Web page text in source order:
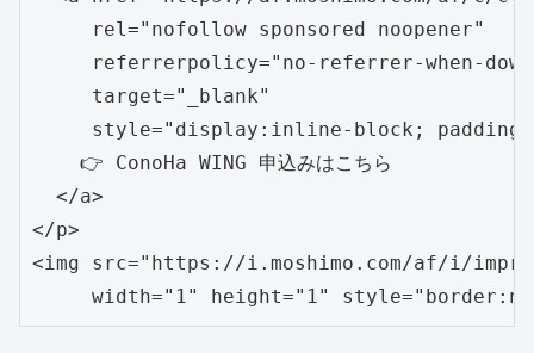
     rel="nofollow sponsored noopener"
referrerpolicy="no-referrer-when-
     target="_blank"
style="display:inline-block;
    👉 ConoHa WING 申込みはこちら
  </a>
</p>
<img src="https://i.moshimo.com/af/i/